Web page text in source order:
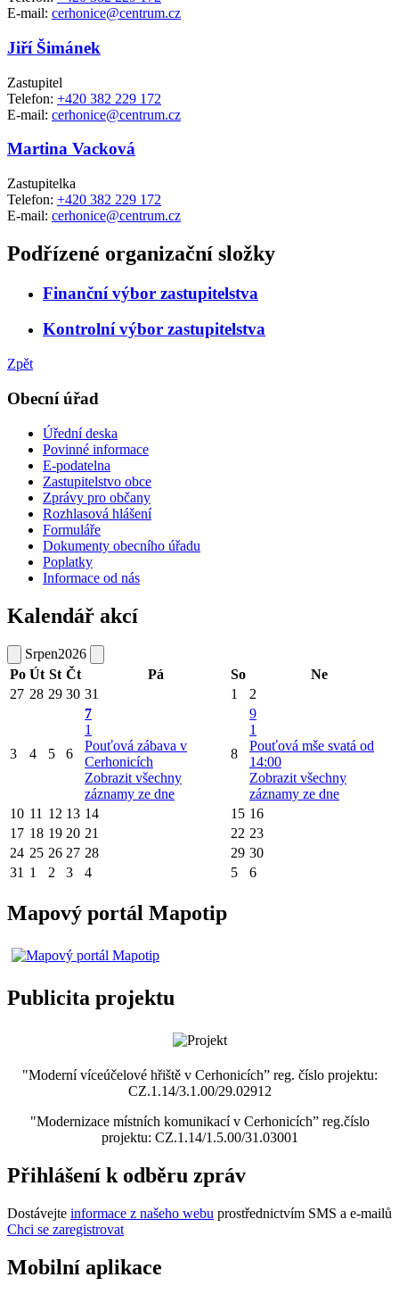
E-mail: cerhonice@centrum.cz
Jiří Šimánek
Zastupitel
Telefon: +420 382 229 172
E-mail: cerhonice@centrum.cz
Martina Vacková
Zastupitelka
Telefon: +420 382 229 172
E-mail: cerhonice@centrum.cz
Podřízené organizační složky
Finanční výbor zastupitelstva
Kontrolní výbor zastupitelstva
Zpět
Obecní úřad
Úřední deska
Povinné informace
E-podatelna
Zastupitelstvo obce
Zprávy pro občany
Rozhlasová hlášení
Formuláře
Dokumenty obecního úřadu
Poplatky
Informace od nás
Kalendář akcí
Srpen2026
Po Út St Čt Pá So
Ne
27 28 29 30 31 1 2
3 4 5 6
7
1
Pouťová zábava v
Cerhonicích
Zobrazit všechny
záznamy ze dne
8
9
1
Pouťová mše svatá od
14:00
Zobrazit všechny
záznamy ze dne
10 11 12 13 14 15 16
17 18 19 20 21 22 23
24 25 26 27 28 29 30
31 1 2 3 4 5 6
Mapový portál Mapotip
Publicita projektu
"Moderní víceúčelové hřiště v Cerhonicích” reg. číslo projektu:
CZ.1.14/3.1.00/29.02912
"Modernizace místních komunikací v Cerhonicích” reg.číslo
projektu: CZ.1.14/1.5.00/31.03001
Přihlášení k odběru zpráv
Dostávejte informace z našeho webu prostřednictvím SMS a e-mailů
Chci se zaregistrovat
Mobilní aplikace